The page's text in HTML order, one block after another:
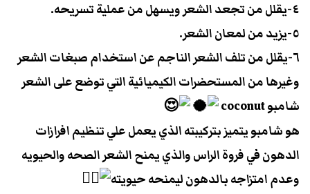
٤-يقلل من تجعد الشعر ويسهل من عملية تسريحه.
٥-يزيد من لمعان الشعر.
٦-يقلل من تلف الشعر الناجم عن استخدام صبغات الشعر
وغيرها من المستحضرات الكيميائية التي توضع على الشعر
شامبو coconut
هو شامبو يتميز بتركيبته الذي يعمل علي تنظيم افرازات
الدهون في فروة الراس والذي يمنح الشعر الصحه والحيويه
وعدم امتزاجه بالدهون ليمنحه حيويته